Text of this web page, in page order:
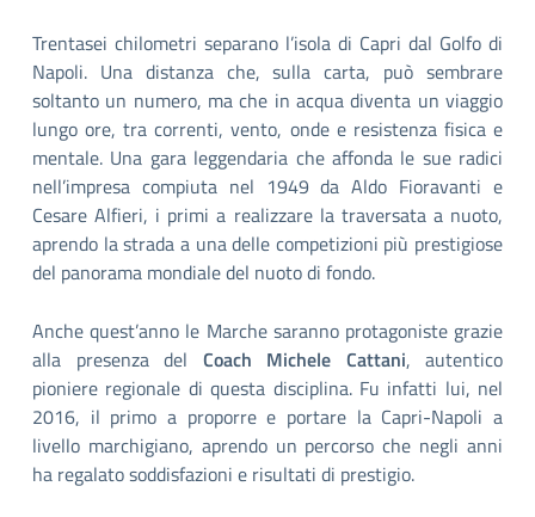
Trentasei chilometri separano l’isola di Capri dal Golfo di
Napoli. Una distanza che, sulla carta, può sembrare
soltanto un numero, ma che in acqua diventa un viaggio
lungo ore, tra correnti, vento, onde e resistenza fisica e
mentale. Una gara leggendaria che affonda le sue radici
nell’impresa compiuta nel 1949 da Aldo Fioravanti e
Cesare Alfieri, i primi a realizzare la traversata a nuoto,
aprendo la strada a una delle competizioni più prestigiose
del panorama mondiale del nuoto di fondo.
Anche quest’anno le Marche saranno protagoniste grazie
alla presenza del Coach Michele Cattani, autentico
pioniere regionale di questa disciplina. Fu infatti lui, nel
2016, il primo a proporre e portare la Capri-Napoli a
livello marchigiano, aprendo un percorso che negli anni
ha regalato soddisfazioni e risultati di prestigio.